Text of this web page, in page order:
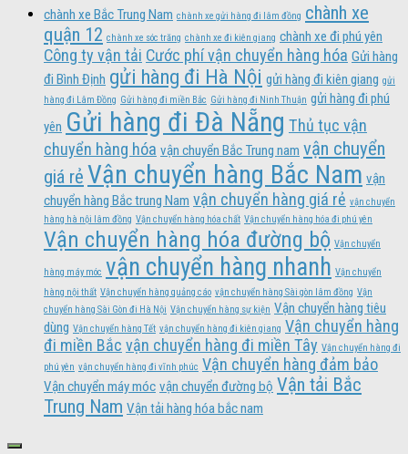
chành xe Bắc Trung Nam chành xe gửi hàng đi lâm đồng chành xe
quận 12 chành xe sóc trăng chành xe đi kiên giang chành xe đi phú yên
Công ty vận tải Cước phí vận chuyển hàng hóa Gửi hàng
đi Bình Định gửi hàng đi Hà Nội gửi hàng đi kiên giang gửi
hàng đi Lâm Đồng Gửi hàng đi miền Bắc Gửi hàng đi Ninh Thuận gửi hàng đi phú
yên Gửi hàng đi Đà Nẵng Thủ tục vận
chuyển hàng hóa vận chuyển Bắc Trung nam vận chuyển
giá rẻ Vận chuyển hàng Bắc Nam vận
chuyển hàng Bắc trung Nam vận chuyển hàng giá rẻ vận chuyển
hàng hà nội lâm đồng Vận chuyển hàng hóa chất Vận chuyển hàng hóa đi phú yên
Vận chuyển hàng hóa đường bộ Vận chuyển
hàng máy móc vận chuyển hàng nhanh Vận chuyển
hàng nội thất Vận chuyển hàng quảng cáo vận chuyển hàng Sài gòn lâm đồng Vận
chuyển hàng Sài Gòn đi Hà Nội Vận chuyển hàng sự kiện Vận chuyển hàng tiêu
dùng Vận chuyển hàng Tết vận chuyển hàng đi kiên giang Vận chuyển hàng
đi miền Bắc vận chuyển hàng đi miền Tây Vận chuyển hàng đi
phú yên vận chuyển hàng đi vĩnh phúc Vận chuyển hàng đảm bảo
Vận chuyển máy móc vận chuyển đường bộ Vận tải Bắc
Trung Nam Vận tải hàng hóa bắc nam